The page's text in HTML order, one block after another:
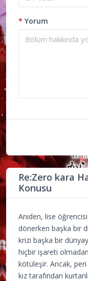
* Yorum
Re:Zero kara
Konusu
Aniden, lise
dönerken başka bir
krizi başka bir
hiçbir işareti
kötüleşir. Ancak,
kız tarafından